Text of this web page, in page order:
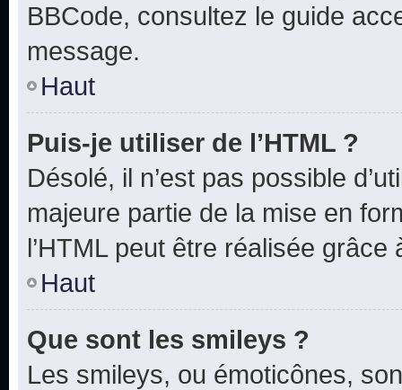
BBCode, consultez le guide
message.
Haut
Puis-je utiliser de l’HTML ?
Désolé, il n’est pas possible
majeure partie de la mise en
l’HTML peut être réalisée grâce
Haut
Que sont les smileys ?
Les smileys, ou émoticônes,